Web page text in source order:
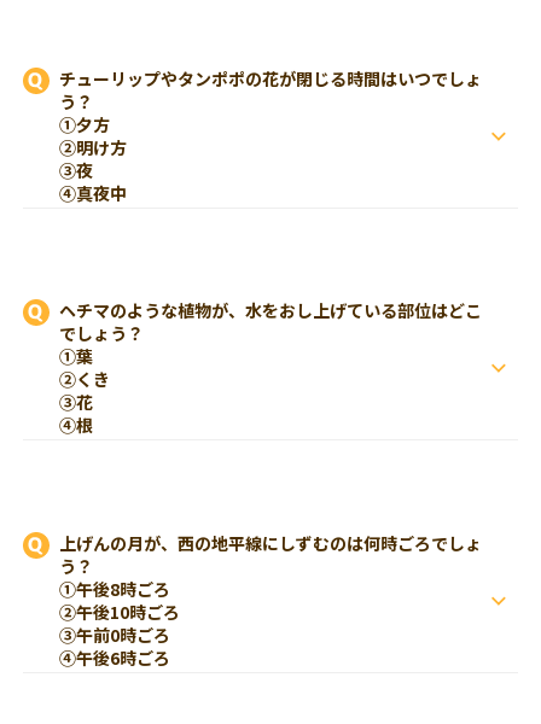
チューリップやタンポポの花が閉じる時間はいつでしょ
う？
①夕方
②明け方
③夜
④真夜中
ヘチマのような植物が、水をおし上げている部位はどこ
でしょう？
①葉
②くき
③花
④根
上げんの月が、西の地平線にしずむのは何時ごろでしょ
う？
①午後8時ごろ
②午後10時ごろ
③午前0時ごろ
④午後6時ごろ